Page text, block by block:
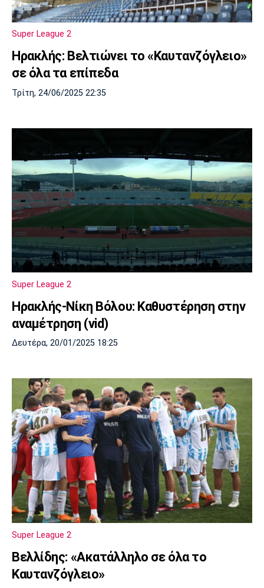
Πολιτισμός
Τραγούδια
Cine Spot
Running
Πρόγραμμα TV
Ιωνικός Πανσερραϊκός
Μάντσεστερ
Γιουνάιτεντ
Τσέλσι Άρσεναλ
Λίβερπουλ
Μάντσεστερ
Γιουβέντους
Ίντερ
Μπορούσια
Ντόρτμουντ
Παρί Σεν
Ζερμέν
Μαρσέιγ
Μονακό
Ερυθρός
Αστέρας
Τότεναμ
Super League 2
Hρακλής: Βελτιώνει το «Καυτανζόγλειο»
σε όλα τα επίπεδα
Τρίτη, 24/06/2025 22:35
Super League 2
Ηρακλής-Νίκη Βόλου: Καθυστέρηση στην
αναμέτρηση (vid)
Δευτέρα, 20/01/2025 18:25
Super League 2
Βελλίδης: «Ακατάλληλο σε όλα το
Καυτανζόγλειο»